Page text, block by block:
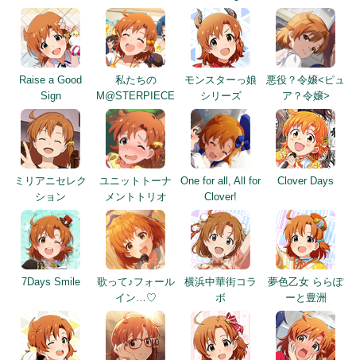
Raise a Good
Sign
私たちの
M@STERPIECE
モンスターっ娘
シリーズ
悪役？令嬢<ピュ
ア？令嬢>
ミリアニセレク
ション
ユニットトーナ
メントトリオ
One for all, All for
Clover!
Clover Days
7Days Smile
歌って♪フォール
イン…♡
横浜中華街コラ
ボ
夢色乙女 ららぽ
ーと豊洲